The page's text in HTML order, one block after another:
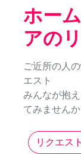
ホー
アの
ご近所の人
エスト
みんなが抱
てみませんか
リクエス